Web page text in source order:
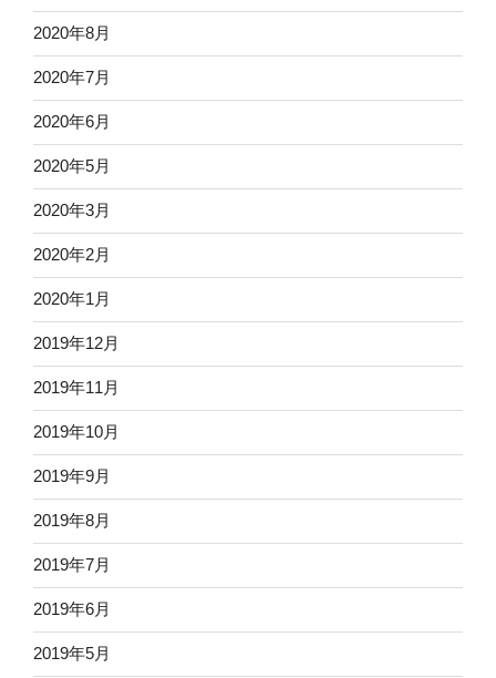
2020年8月
2020年7月
2020年6月
2020年5月
2020年3月
2020年2月
2020年1月
2019年12月
2019年11月
2019年10月
2019年9月
2019年8月
2019年7月
2019年6月
2019年5月